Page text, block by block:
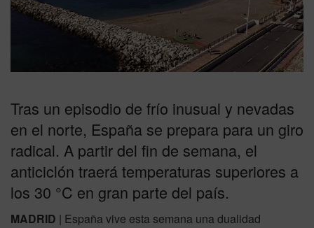
Tras un episodio de frío inusual y nevadas
en el norte, España se prepara para un giro
radical. A partir del fin de semana, el
anticiclón traerá temperaturas superiores a
los 30 °C en gran parte del país.
MADRID | España vive esta semana una dualidad